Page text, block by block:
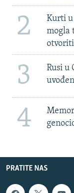
2
Kurti u
mogla
3
Rusi u
4
PRATITE NAS